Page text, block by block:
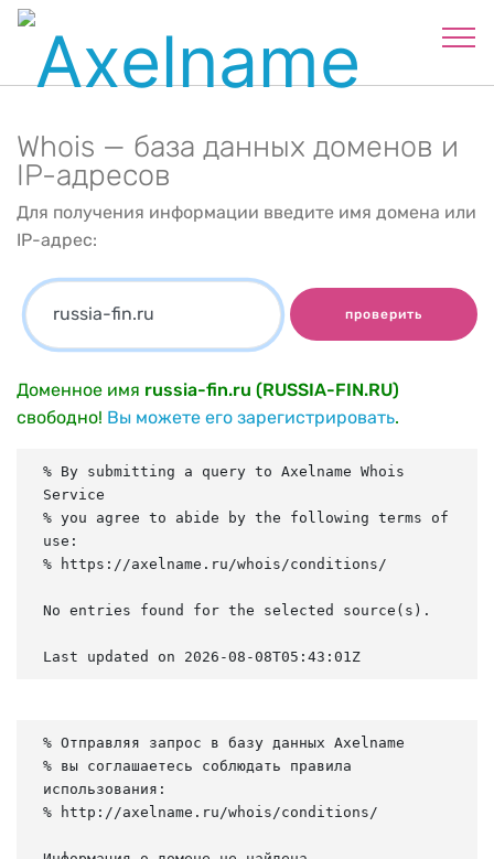
Whois — база данных доменов и
IP-адресов
Для получения информации введите имя домена или
IP-адрес:
проверить
Доменное имя russia-fin.ru (RUSSIA-FIN.RU)
свободно! Вы можете его зарегистрировать.
% By submitting a query to Axelname Whois
Service
% you agree to abide by the following terms of
use:
% https://axelname.ru/whois/conditions/
No entries found for the selected source(s).
Last updated on 2026-08-08T05:43:01Z
% Отправляя запрос в базу данных Axelname
% вы соглашаетесь соблюдать правила
использования:
% http://axelname.ru/whois/conditions/